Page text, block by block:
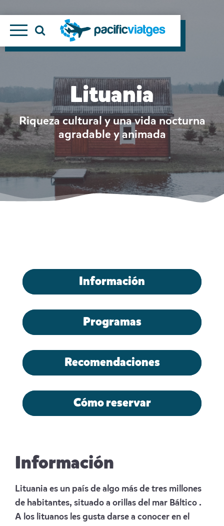
Lituania
Riqueza cultural y una vida nocturna
agradable y animada
Información
Programas
Recomendaciones
Cómo reservar
Información
Lituania es un país de algo más de tres millones
de habitantes, situado a orillas del mar Báltico .
A los lituanos les gusta darse a conocer en el